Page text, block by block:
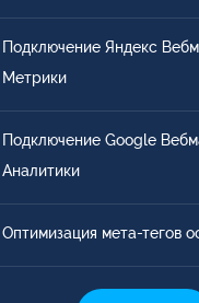
Подключение Яндекс
Метрики
Подключение Google
Аналитики
Оптимизация мета-тегов